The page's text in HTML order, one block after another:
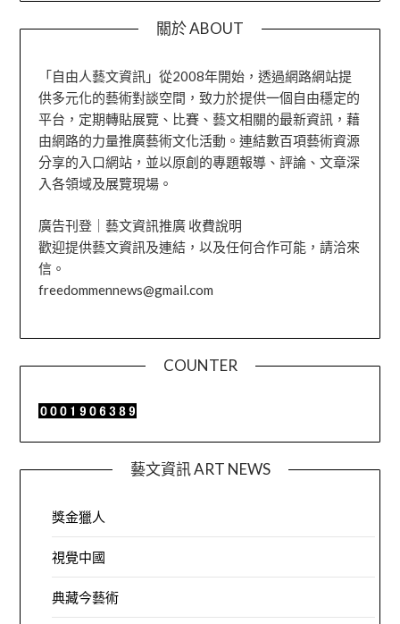
關於 ABOUT
「自由人藝文資訊」從2008年開始，透過網路網站提
供多元化的藝術對談空間，致力於提供一個自由穩定的
平台，定期轉貼展覽、比賽、藝文相關的最新資訊，藉
由網路的力量推廣藝術文化活動。連結數百項藝術資源
分享的入口網站，並以原創的專題報導、評論、文章深
入各領域及展覽現場。
廣告刊登｜藝文資訊推廣 收費說明
歡迎提供藝文資訊及連結，以及任何合作可能，請洽來
信。
freedommennews@gmail.com
COUNTER
藝文資訊 ART NEWS
獎金獵人
視覺中國
典藏今藝術